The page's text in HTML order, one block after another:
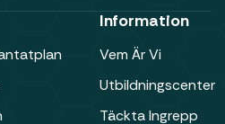
Information
Vem Är Vi
Utbildningscenter
Täckta Ingrepp